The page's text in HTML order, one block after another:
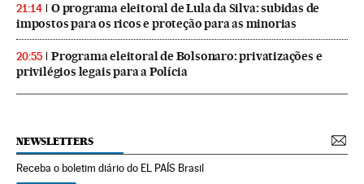
21:14
O programa eleitoral de Lula da Silva: subidas de
impostos para os ricos e proteção para as minorias
20:55
Programa eleitoral de Bolsonaro: privatizações e
privilégios legais para a Polícia
NEWSLETTERS
Receba o boletim diário do EL PAÍS Brasil